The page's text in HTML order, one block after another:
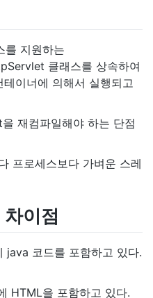
지원하는
클래스를 상속하여
이너에 의해서 실행되고
재컴파일해야 하는 단점
프로세스보다 가벼운 스레
이점
java 코드를 포함하고 있다.
HTML을 포함하고 있다.